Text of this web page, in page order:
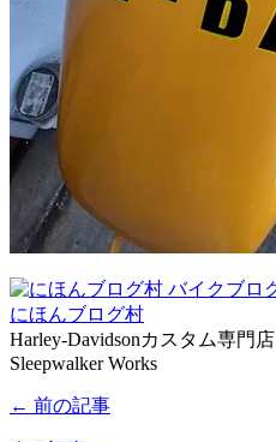
にほんブログ村
Harley-Davidsonカスタム専門店
Sleepwalker Works
← 前の記事